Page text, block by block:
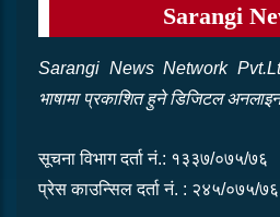
Sarangi
Sarangi News Network
भाषामा प्रकाशित हुने डिजिटल
सूचना विभाग दर्ता नं.: १३३७/०७५/७६
प्रेस काउन्सिल दर्ता नं. : २४५/०७५/७६